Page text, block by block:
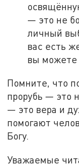
— это не
личный
вас есть
вы можете
Помните, что
прорубь — это
— это вера и
помогают
Богу.
Уважаемые